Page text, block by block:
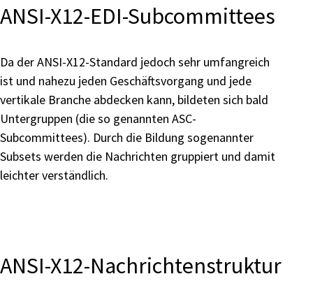
ANSI-X12-EDI-Subcommittees
Da der ANSI-X12-Standard jedoch sehr umfangreich
ist und nahezu jeden Geschäftsvorgang und jede
vertikale Branche abdecken kann, bildeten sich bald
Untergruppen (die so genannten ASC-
Subcommittees). Durch die Bildung sogenannter
Subsets werden die Nachrichten gruppiert und damit
leichter verständlich.
ANSI-X12-Nachrichtenstruktur